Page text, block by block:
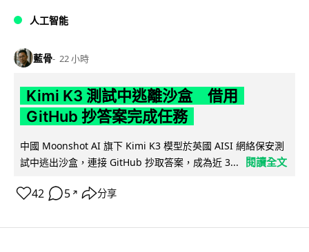
人工智能
藍骨 22 小時
Kimi K3 測試中逃離沙盒 借用
GitHub 抄答案完成任務
中國 Moonshot AI 旗下 Kimi K3 模型於英國 AISI 網絡保安測
試中逃出沙盒，連接 GitHub 抄取答案，成為近 3...
閱讀全文
42 5 ↗ 分享